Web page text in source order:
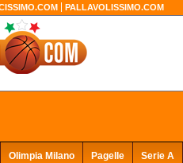
PALLAVOLISSIMO.COM
Olimpia Milano Pagelle Serie A